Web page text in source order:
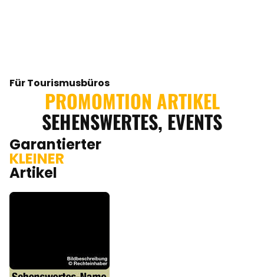
Für Tourismusbüros
PROMOMTION ARTIKEL
SEHENSWERTES, EVENTS
Garantierter
KLEINER
Artikel